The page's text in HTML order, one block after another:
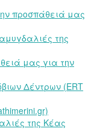
προσπάθειά μας
της
μας για την
Δέντρων (ERT
της Κέας